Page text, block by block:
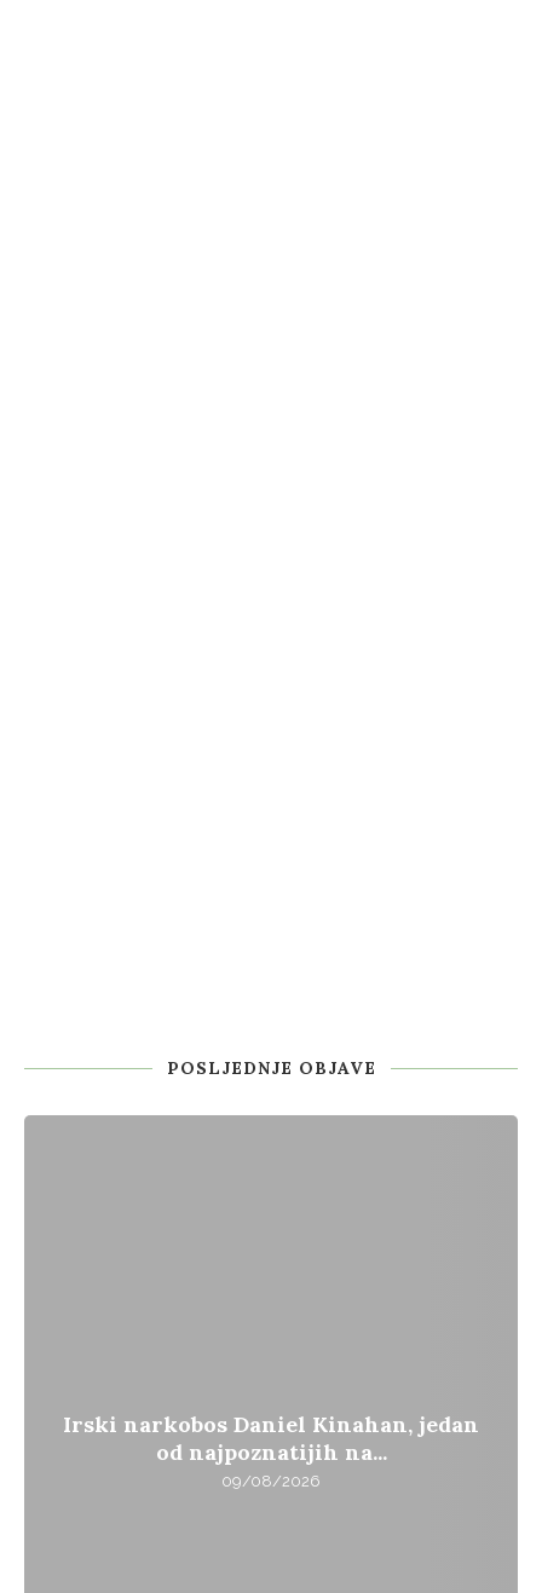
POSLJEDNJE OBJAVE
Irski narkobos Daniel Kinahan, jedan
od najpoznatijih na...
09/08/2026